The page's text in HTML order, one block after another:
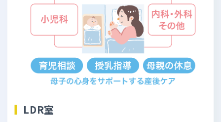
LDR室